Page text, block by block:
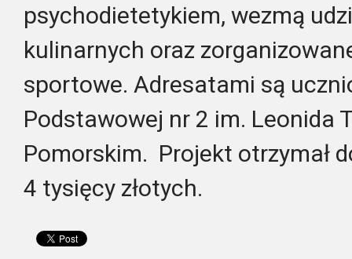
psychodietetykiem, wezmą
kulinarnych oraz
sportowe. Adresatami są
Podstawowej nr 2 im. Leonida
Pomorskim. Projekt otrzymał
4 tysięcy złotych.